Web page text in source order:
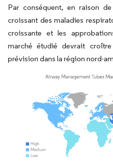
Par conséquent, en raison
croissant des maladies
croissante et les
marché étudié devrait
prévision dans la région nord-